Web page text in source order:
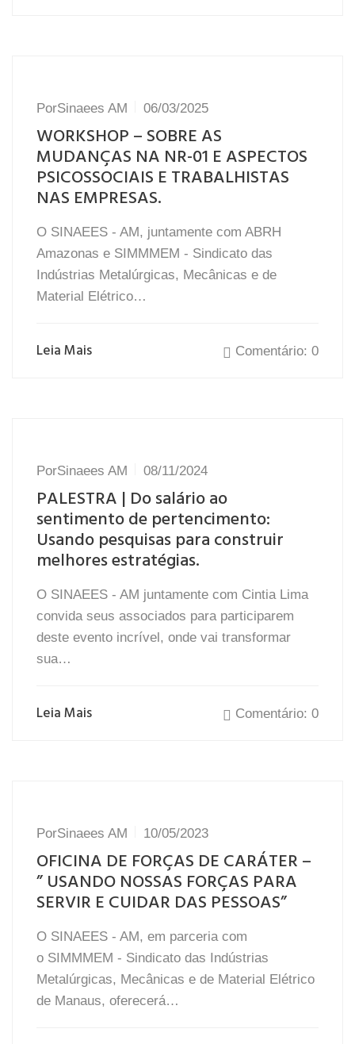
PorSinaees AM 06/03/2025
WORKSHOP – SOBRE AS
MUDANÇAS NA NR-01 E ASPECTOS
PSICOSSOCIAIS E TRABALHISTAS
NAS EMPRESAS.
O SINAEES - AM, juntamente com ABRH
Amazonas e SIMMMEM - Sindicato das
Indústrias Metalúrgicas, Mecânicas e de
Material Elétrico…
Leia Mais Comentário: 0
PorSinaees AM 08/11/2024
PALESTRA | Do salário ao
sentimento de pertencimento:
Usando pesquisas para construir
melhores estratégias.
O SINAEES - AM juntamente com Cintia Lima
convida seus associados para participarem
deste evento incrível, onde vai transformar
sua…
Leia Mais Comentário: 0
PorSinaees AM 10/05/2023
OFICINA DE FORÇAS DE CARÁTER –
” USANDO NOSSAS FORÇAS PARA
SERVIR E CUIDAR DAS PESSOAS”
O SINAEES - AM, em parceria com
o SIMMMEM - Sindicato das Indústrias
Metalúrgicas, Mecânicas e de Material Elétrico
de Manaus, oferecerá…